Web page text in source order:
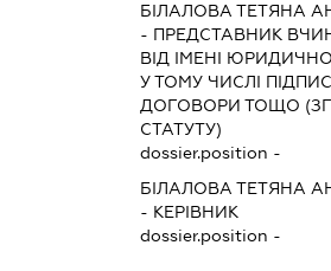
БІЛАЛОВА ТЕТЯНА
- ПРЕДСТАВНИК
ВІД ІМЕНІ
У ТОМУ ЧИСЛІ
ДОГОВОРИ ТОЩО
СТАТУТУ)
dossier.position -
БІЛАЛОВА ТЕТЯНА
- КЕРІВНИК
dossier.position -